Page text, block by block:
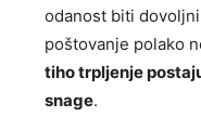
odanost biti
poštovanje polako
tiho trpljenje
snage.